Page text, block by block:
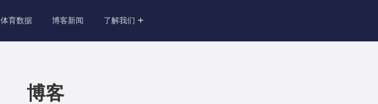
体育数据 博客新闻 了解我们
博客